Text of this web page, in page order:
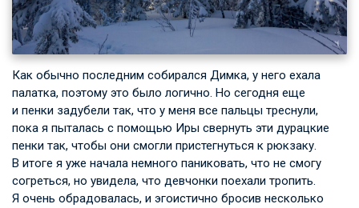
Как обычно последним собирался Димка, у него ехала
палатка, поэтому это было логично. Но сегодня еще
и пенки задубели так, что у меня все пальцы треснули,
пока я пыталась с помощью Иры свернуть эти дурацкие
пенки так, чтобы они смогли пристегнуться к рюкзаку.
В итоге я уже начала немного паниковать, что не смогу
согреться, но увидела, что девчонки поехали тропить.
Я очень обрадовалась, и эгоистично бросив несколько